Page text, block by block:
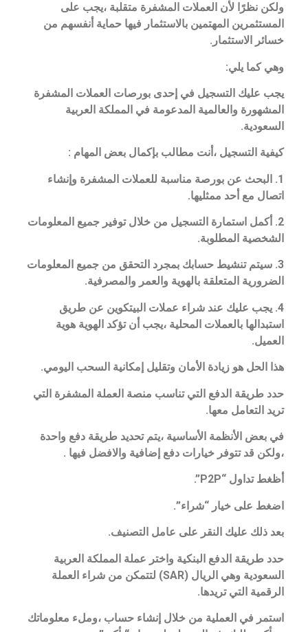
ولكن نظرًا لأن العملات المشفرة متقلبة ،يجب على
المستثمرين المهتمين بالاستثمار فيها حماية أنفسهم من
خسائر الاستثمار.
وهي كما يلي:
يجب عليك التسجيل في إحدى بورصات العملات المشفرة
المشهورة والعالمية المدعومة في المملكة العربية
السعودية.
كيفية التسجيل ،أنت مطالب بإكمال بعض المهام :
1. البحث عن بورصة مناسبة للعملات المشفرة وإنشاء
اتصال مع أحد ممثليها.
2. أكمل استمارة التسجيل من خلال توفير جميع المعلومات
الشخصية المطلوبة.
3. سيتم تنشيط حسابك بمجرد التحقق من جميع المعلومات
الضرورية المتعلقة بالهوية والعمر والمصرفية.
4. يجب عليك عند شراء عملات البيتكوين عن طريق
استبدالها بالعملات المحلية ،يجب أن تؤكد الهوية هوية
العميل.
هذا الحل هو زيادة الأمان وتقليل إمكانية السحب اليومي.
حدد طريقة الدفع التي تناسب منصة العملة المشفرة التي
تريد التعامل معها.
في بعض الأنظمة الأساسية ،يتم تحديد طريقة دفع واحدة
،ولكن قد تتوفر خيارات دفع إضافية والافضل فيها .
أظغط تداول “P2P”.
اضغط على خيار “شراء”.
بعد ذلك عليك النقر على عامل التصنيف.
حدد طريقة الدفع البنكية واختر عملة المملكة العربية
السعودية وهي الريال (SAR) لتتمكن من شراء العملة
الرقمية التي تريدها.
استمر في العملية من خلال إنشاء حساب ،وملء معلوماتك